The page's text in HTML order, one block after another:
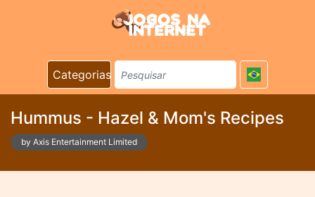
Categorias
Hummus - Hazel & Mom's Recipes
by Axis Entertainment Limited